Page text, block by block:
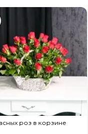
роз в корзине